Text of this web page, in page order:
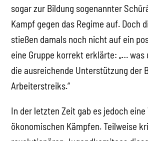
sogar zur Bildung sogenannter
Kampf gegen das Regime auf. Doch
stießen damals noch nicht auf ein
eine Gruppe korrekt erklärte: „… was
die ausreichende Unterstützung der
Arbeiterstreiks.“
In der letzten Zeit gab es jedoch eine
ökonomischen Kämpfen. Teilweise